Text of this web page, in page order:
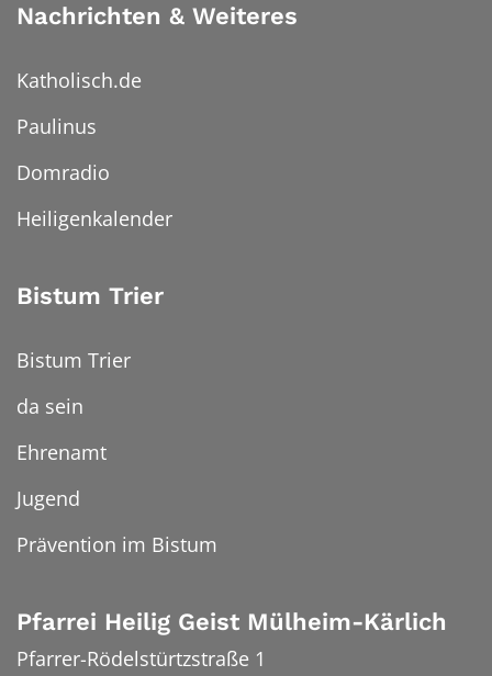
Nachrichten & Weiteres
Katholisch.de
Paulinus
Domradio
Heiligenkalender
Bistum Trier
Bistum Trier
da sein
Ehrenamt
Jugend
Prävention im Bistum
Pfarrei Heilig Geist Mülheim-Kärlich
Pfarrer-Rödelstürtzstraße 1